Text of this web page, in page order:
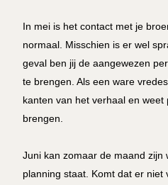
In mei is het contact met je
normaal. Misschien is er wel
geval ben jij de aangewezen
te brengen. Als een ware
kanten van het verhaal en
brengen.
Juni kan zomaar de maand zijn
planning staat. Komt dat er niet